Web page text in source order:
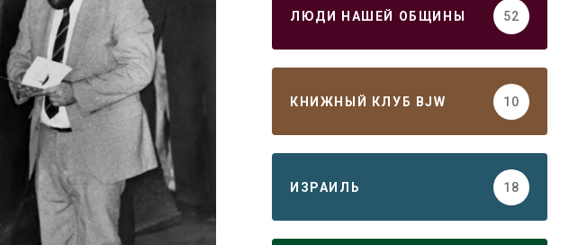
ЛЮДИ НАШЕЙ ОБЩИНЫ 52
КНИЖНЫЙ КЛУБ BJW 10
ИЗРАИЛЬ 18